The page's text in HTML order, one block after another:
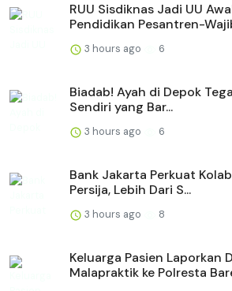
RUU Sisdiknas Jadi UU
Pendidikan Pesantren-
3 hours ago 6
Biadab! Ayah di Depok
Sendiri yang Bar...
3 hours ago 6
Bank Jakarta Perkuat
Persija, Lebih Dari S...
3 hours ago 8
Keluarga Pasien Laporkan
Malapraktik ke Polresta